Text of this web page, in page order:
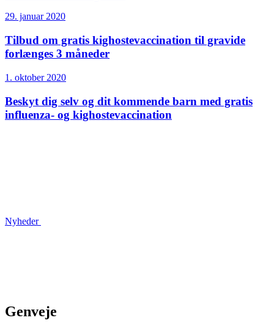
29. januar 2020
Tilbud om gratis kighoste­vaccination til gravide
forlænges 3 måneder
1. oktober 2020
Beskyt dig selv og dit kommende barn med gratis
influenza- og kighoste­vaccination
Nyheder
Genveje